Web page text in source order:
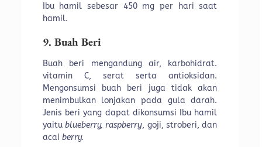
Ibu hamil sebesar 450 mg per hari saat
hamil.
9. Buah Beri
Buah beri mengandung air, karbohidrat.
vitamin C, serat serta antioksidan.
Mengonsumsi buah beri juga tidak akan
menimbulkan lonjakan pada gula darah.
Jenis beri yang dapat dikonsumsi Ibu hamil
yaitublueberry, raspberry, goji, stroberi, dan
acai berry.